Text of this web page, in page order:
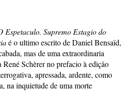
Espetaculo. Supremo Estagio do
é o ultimo escrito de Daniel Bensaïd,
mas de uma extraordinaria
Schèrer no prefacio à ediçâo
apressada, ardente, como
na inquietude de uma morte